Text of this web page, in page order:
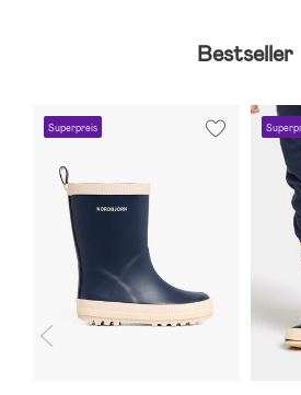
Bestseller
Superpreis